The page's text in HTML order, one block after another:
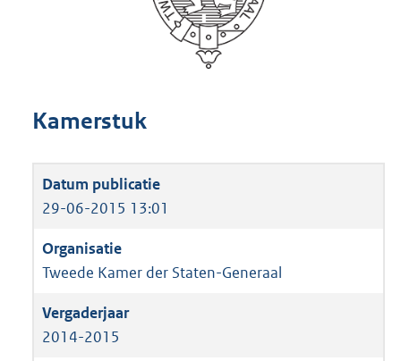
Kamerstuk
29-06-2015 13:01
Tweede Kamer der Staten-Generaal
2014-2015